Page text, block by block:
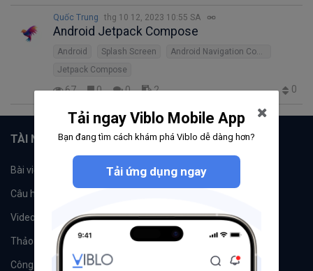
Quốc Trung thg 10 12, 2023 10:55 SA
Android Jetpack Compose
Android Splash Screen
Jetpack Compose
67 0 0 2 0
TÀI NGUYÊN
Bài viết Tổ chức
Câu hỏi
Videos Tác giả
Thảo luận Đề xuất hệ thống
Công cụ Machine Learning
Tải ngay Viblo Mobile App
Bạn đang tìm cách khám phá Viblo dễ dàng hơn?
Tải ứng dụng ngay